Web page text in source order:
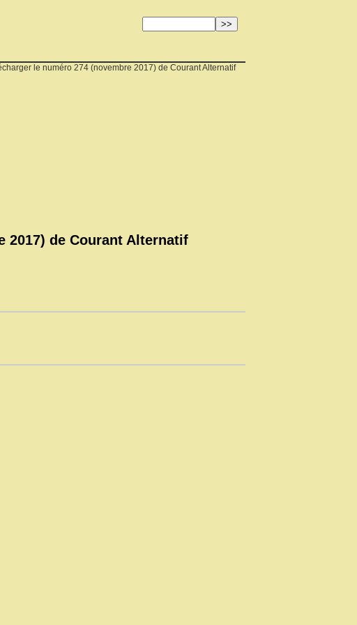
le numéro 274 (novembre 2017) de Courant Alternatif
2017) de Courant Alternatif